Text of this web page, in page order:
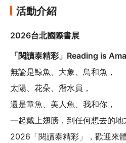
活動介紹
2026台北國際書展
「閱讀泰精彩」Reading is
無論是鯨魚、大象、鳥和魚，
太陽、花朵、潛水員，
還是章魚、美人魚、我和你，
一起戴上翅膀，到任何想去的地
2026「閱讀泰精彩」，歡迎來